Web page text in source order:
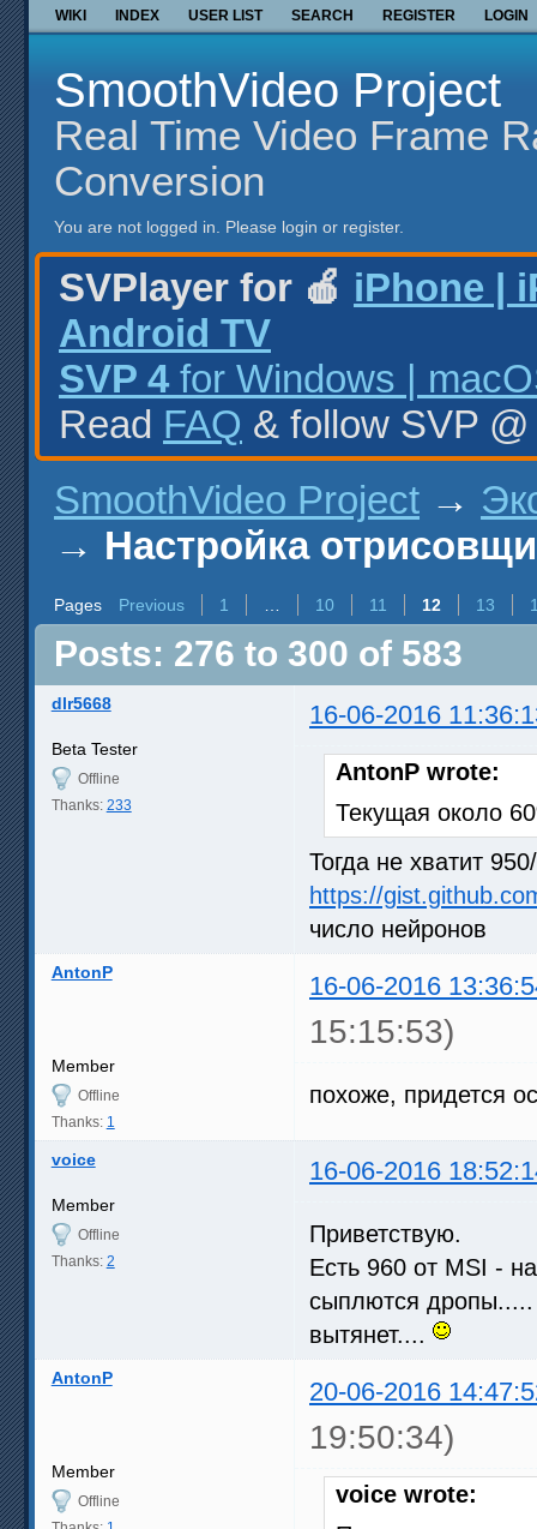
WIKI INDEX USER LIST SEARCH REGISTER LOGIN
SmoothVideo Project
Real Time Video Frame
Conversion
You are not logged in. Please login or register.
SVPlayer for 🍎 iPhone |
Android TV
SVP 4 for Windows |
Read FAQ & follow SVP
SmoothVideo Project →
→ Настройка
Pages Previous 1 10 11 12 13
Posts: 276 to 300 of 583
dlr5668 16-06-2016
Beta Tester
Offline
Thanks: 233
AntonP wrote:
Текущая около
Тогда не хватит
https://
число нейронов
AntonP 16-06-2016
15:15:53)
Member
Offline
Thanks: 1
похоже, придется
voice 16-06-2016
Member
Offline
Thanks: 2
Приветствую.
Есть 960 от MSI -
сыплются дропы.....
вытянет....
AntonP 20-06-2016
19:50:34)
Member
Offline
voice wrote: